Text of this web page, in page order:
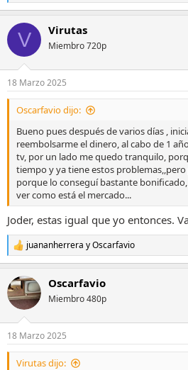
e
c
i
e
s
V Virutas
Miembro 720p
18 Marzo 2025
Oscarfavio dijo:
Bueno pues después de varios días ,
reembolsarme el dinero, al cabo de 1
tv, por un lado me quedo tranquilo,
tiempo y ya tiene estos
porque lo conseguí bastante
ver como está el mercado...
Joder, estas igual que yo entonces.
R
e
c
c
i
e
s
juananherrera yOscarfavio
Oscarfavio
Miembro 480p
18 Marzo 2025
Virutas dijo: